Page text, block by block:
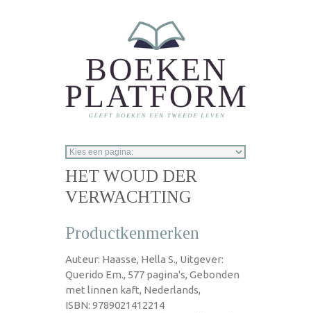
HET WOUD DER
VERWACHTING
Productkenmerken
Auteur: Haasse, Hella S., Uitgever:
Querido Em., 577 pagina's, Gebonden
met linnen kaft, Nederlands,
ISBN: 9789021412214